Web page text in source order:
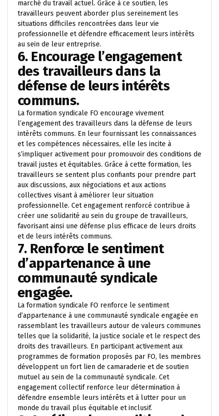
marché du travail actuel. Grâce à ce soutien, les
travailleurs peuvent aborder plus sereinement les
situations difficiles rencontrées dans leur vie
professionnelle et défendre efficacement leurs intérêts
au sein de leur entreprise.
6. Encourage l’engagement
des travailleurs dans la
défense de leurs intérêts
communs.
La formation syndicale FO encourage vivement
l’engagement des travailleurs dans la défense de leurs
intérêts communs. En leur fournissant les connaissances
et les compétences nécessaires, elle les incite à
s’impliquer activement pour promouvoir des conditions de
travail justes et équitables. Grâce à cette formation, les
travailleurs se sentent plus confiants pour prendre part
aux discussions, aux négociations et aux actions
collectives visant à améliorer leur situation
professionnelle. Cet engagement renforcé contribue à
créer une solidarité au sein du groupe de travailleurs,
favorisant ainsi une défense plus efficace de leurs droits
et de leurs intérêts communs.
7. Renforce le sentiment
d’appartenance à une
communauté syndicale
engagée.
La formation syndicale FO renforce le sentiment
d’appartenance à une communauté syndicale engagée en
rassemblant les travailleurs autour de valeurs communes
telles que la solidarité, la justice sociale et le respect des
droits des travailleurs. En participant activement aux
programmes de formation proposés par FO, les membres
développent un fort lien de camaraderie et de soutien
mutuel au sein de la communauté syndicale. Cet
engagement collectif renforce leur détermination à
défendre ensemble leurs intérêts et à lutter pour un
monde du travail plus équitable et inclusif.